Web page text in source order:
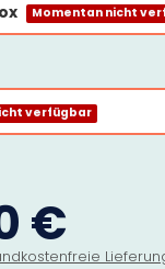
Momentan nicht
verfügbar
€